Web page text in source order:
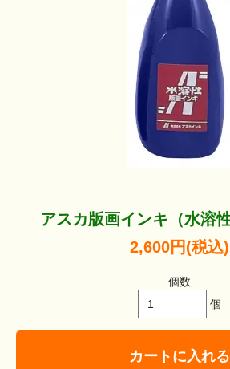
アスカ版画インキ（水
2,600円(税込)
個数
個
カートに入れる